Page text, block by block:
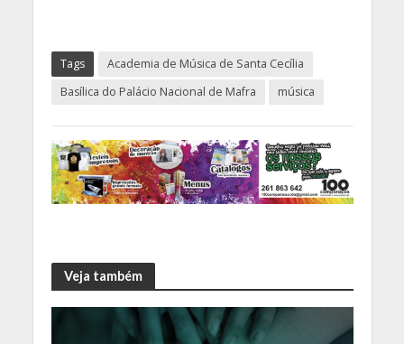
Tags
Academia de Música de Santa Cecília
Basílica do Palácio Nacional de Mafra
música
Veja também